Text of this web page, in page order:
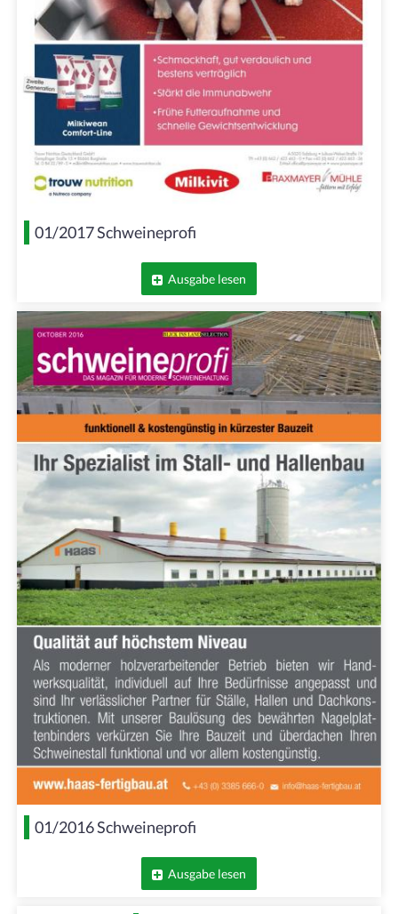
01/2017 Schweineprofi
Ausgabe lesen
01/2016 Schweineprofi
Ausgabe lesen